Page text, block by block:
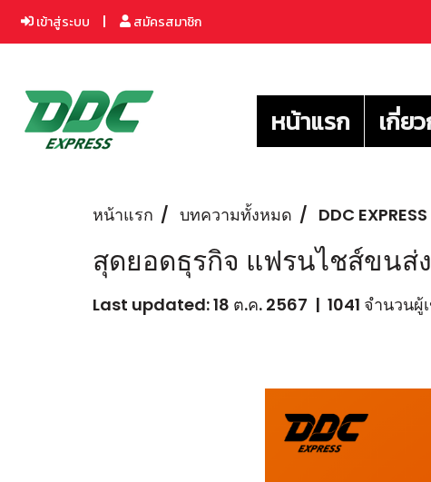
เข้าสู่ระบบ สมัครสมาชิก
หน้าแรก เกี่ย
หน้าแรก บทความทั้งหมด DDC EXPRESS
สุดยอดธุรกิจ แฟรนไชส์ขนส่ง
Last updated: 18 ต.ค. 2567 | 1041 จำนวนผู้